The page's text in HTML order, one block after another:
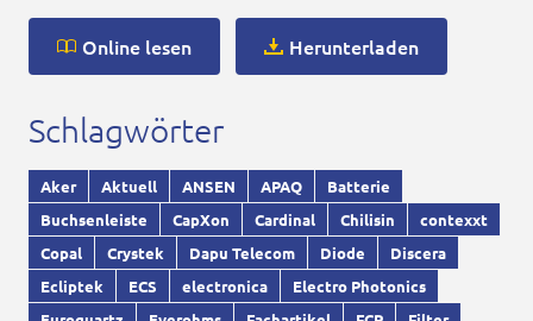
Online lesen Herunterladen
Schlagwörter
Aker Aktuell ANSEN APAQ
Batterie
Buchsenleiste
CapXon Cardinal Chilisin
contexxt
Copal
Crystek Dapu Telecom Diode
Discera
Ecliptek
ECS electronica
Electro Photonics